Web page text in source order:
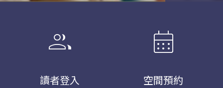
group
讀者登入
calendar_month
空間預約